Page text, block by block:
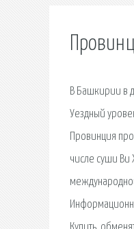
В Башкирии в
Уездный
Провинция
числе суши Ви